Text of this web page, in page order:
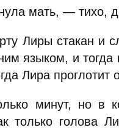
мать, — тихо,
Лиры стакан и
языком, и тогда
Лира
минут, но в
только голова